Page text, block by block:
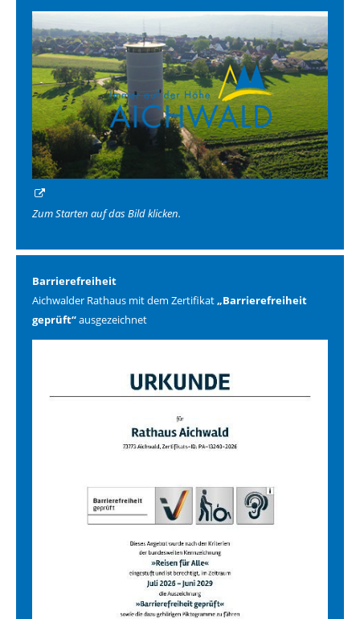
Zum Starten auf das Bild klicken.
Barrierefreiheit
Aichwalder Rathaus mit dem Zertifikat„Barrierefreiheit
geprüft“ausgezeichnet